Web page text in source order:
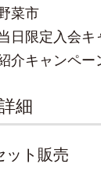
市
入会キャ
ンペー
細
ット販売